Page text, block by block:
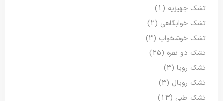
تشک جهیزیه (1)
تشک خوابگاهی (2)
تشک خوشخواب (3)
تشک دو نفره (25)
تشک رویا (3)
تشک رویال (3)
تشک طبی (13)